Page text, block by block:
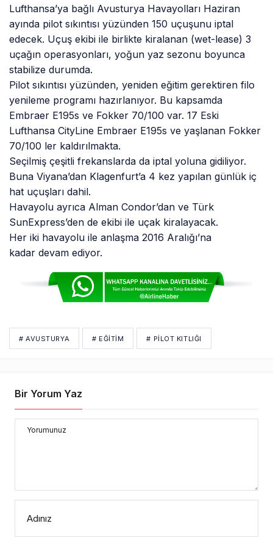
Lufthansa’ya bağlı Avusturya Havayolları Haziran
ayında pilot sıkıntısı yüzünden 150 uçuşunu iptal
edecek. Uçuş ekibi ile birlikte kiralanan (wet-lease) 3
uçağın operasyonları, yoğun yaz sezonu boyunca
stabilize durumda.
Pilot sıkıntısı yüzünden, yeniden eğitim gerektiren filo
yenileme programı hazırlanıyor. Bu kapsamda
Embraer E195s ve Fokker 70/100 var. 17 Eski
Lufthansa CityLine Embraer E195s ve yaşlanan Fokker
70/100 ler kaldırılmakta.
Seçilmiş çeşitli frekanslarda da iptal yoluna gidiliyor.
Buna Viyana’dan Klagenfurt’a 4 kez yapılan günlük iç
hat uçuşları dahil.
Havayolu ayrıca Alman Condor’dan ve Türk
SunExpress’den de ekibi ile uçak kiralayacak.
Her iki havayolu ile anlaşma 2016 Aralığı’na
kadar devam ediyor.
# AVUSTURYA # EĞITIM # PILOT KITLIĞI
Bir Yorum Yaz
Yorumunuz
Adınız